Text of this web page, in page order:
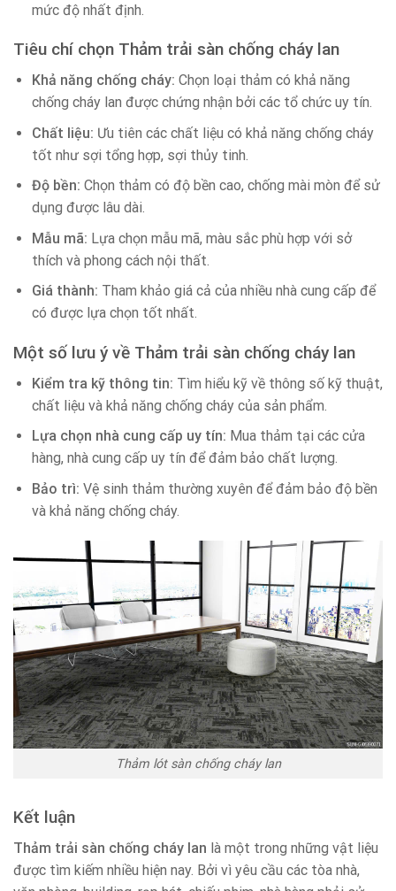
mức độ nhất định.
Tiêu chí chọn Thảm trải sàn chống cháy lan
Khả năng chống cháy: Chọn loại thảm có khả năng
chống cháy lan được chứng nhận bởi các tổ chức uy tín.
Chất liệu: Ưu tiên các chất liệu có khả năng chống cháy
tốt như sợi tổng hợp, sợi thủy tinh.
Độ bền: Chọn thảm có độ bền cao, chống mài mòn để sử
dụng được lâu dài.
Mẫu mã: Lựa chọn mẫu mã, màu sắc phù hợp với sở
thích và phong cách nội thất.
Giá thành: Tham khảo giá cả của nhiều nhà cung cấp để
có được lựa chọn tốt nhất.
Một số lưu ý về Thảm trải sàn chống cháy lan
Kiểm tra kỹ thông tin: Tìm hiểu kỹ về thông số kỹ thuật,
chất liệu và khả năng chống cháy của sản phẩm.
Lựa chọn nhà cung cấp uy tín: Mua thảm tại các cửa
hàng, nhà cung cấp uy tín để đảm bảo chất lượng.
Bảo trì: Vệ sinh thảm thường xuyên để đảm bảo độ bền
và khả năng chống cháy.
Thảm lót sàn chống cháy lan
Kết luận
Thảm trải sàn chống cháy lan là một trong những vật liệu
được tìm kiếm nhiều hiện nay. Bởi vì yêu cầu các tòa nhà,